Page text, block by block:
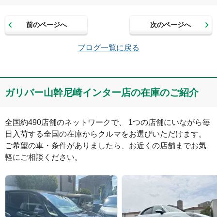
メールアドレス（半角英数）
コメント
絵文字は投稿時に削除します 文字/140文字
前のページへ 次のページへ
ブログ一覧に戻る
ガリバー山幹尼崎インター店の在庫のご紹介
全国約490店舗のネットワークで、 1つの店舗にいながら毎
日入荷する全国の在庫からクルマをお選びいただけます。
ご希望の車・条件がありましたら、お近くの店舗までお気
軽にご相談ください。